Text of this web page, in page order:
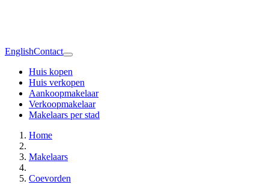
EnglishContact
Huis kopen
Huis verkopen
Aankoopmakelaar
Verkoopmakelaar
Makelaars per stad
Home
Makelaars
Coevorden